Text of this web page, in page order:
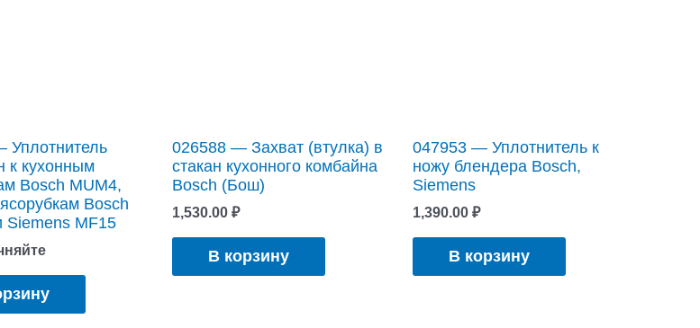
Уплотнитель
к кухонным
Bosch MUM4,
Bosch
Siemens MF15
026588 — Захват (втулка) в
стакан кухонного комбайна
Bosch (Бош)
1,530.00₽
В корзину
047953 — Уплотнитель к
ножу блендера Bosch,
Siemens
1,390.00 ₽
В корзину